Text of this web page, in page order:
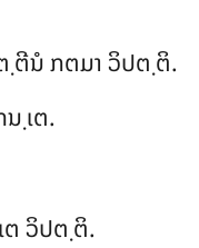
ຕີນໍ ກຕມາ ວິປຕ຺ຕິ.
ເຕ.
ຕ ວິປຕ຺ຕິ.